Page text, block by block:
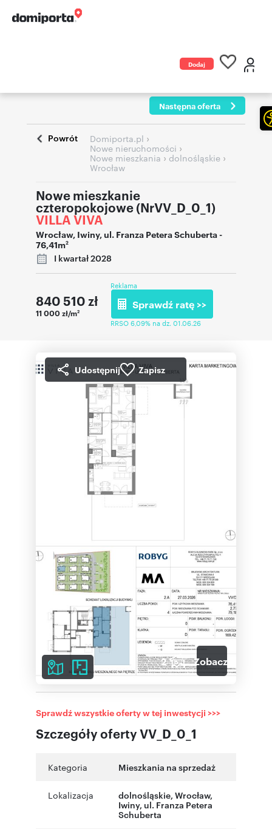
Dodaj
Następna oferta
Powrót Domiporta.pl ›
Nowe nieruchomości ›
Nowe mieszkania › dolnośląskie ›
Wrocław
Nowe mieszkanie
czteropokojowe (NrVV_D_0_1)
VILLA VIVA
Wrocław, Iwiny, ul. Franza Petera Schuberta-
76,41m2
I kwartał 2028
840 510 zł
11 000 zł/m2
Reklama
Sprawdź ratę >>
RRSO 6,09% na dz. 01.06.26
Udostępnij Zapisz
2 Zobacz galerię
Szczegóły oferty VV_D_0_1
Sprawdź wszystkie oferty w tej inwestycji >>>
Kategoria Mieszkania na sprzedaż
Lokalizacja dolnośląskie, Wrocław,
Iwiny, ul. Franza Petera
Schuberta